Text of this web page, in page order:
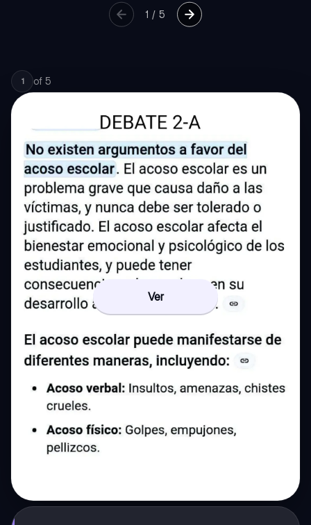
1 /5
1 of 5
Ver